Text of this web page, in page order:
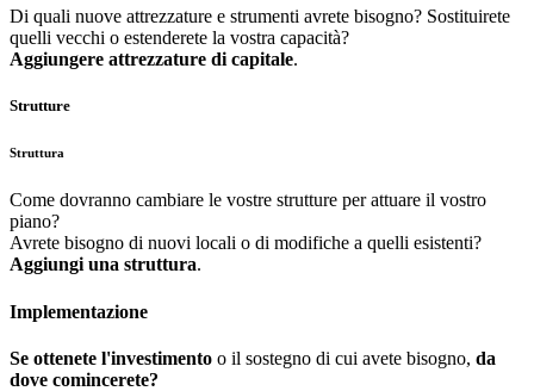
Di quali nuove attrezzature e strumenti avrete bisogno? Sostituirete
quelli vecchi o estenderete la vostra capacità?
Aggiungere attrezzature di capitale.
Strutture
Struttura
Come dovranno cambiare le vostre strutture per attuare il vostro
piano?
Avrete bisogno di nuovi locali o di modifiche a quelli esistenti?
Aggiungi una struttura.
Implementazione
Se ottenete l'investimento o il sostegno di cui avete bisogno, da
dove comincerete?